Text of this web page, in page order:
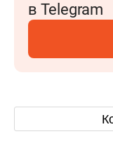
в Telegram